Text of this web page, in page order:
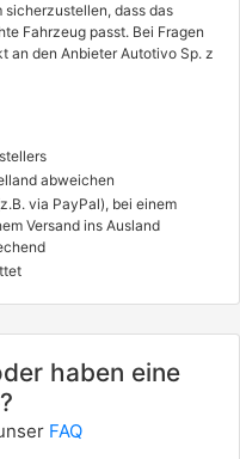
dass das
Fahrzeug passt. Bei Fragen
an den Anbieter Autotivo Sp. z
abweichen
via PayPal), bei einem
Versand ins Ausland
haben eine
FAQ